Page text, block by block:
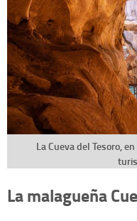
La Cueva del Tesoro,
La malagueña